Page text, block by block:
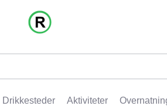
Drikkesteder Aktiviteter